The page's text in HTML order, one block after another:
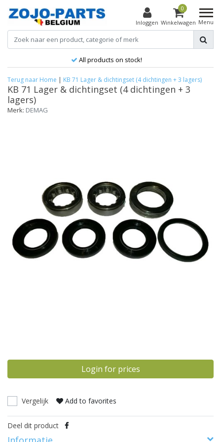
Inloggen
0
Winkelwagen Menu
All products on stock!
Terug naar Home | KB 71 Lager & dichtingset (4 dichtingen + 3 lagers)
KB 71 Lager & dichtingset (4 dichtingen + 3
lagers)
Merk: DEMAG
Login for prices
Vergelijk Add to favorites
Deel dit product